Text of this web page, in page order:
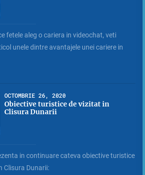
fetele aleg o cariera in videochat, veti
unele dintre avantajele unei cariere in
OCTOMBRIE 26, 2020
Obiective turistice de vizitat in
Clisura Dunarii
in continuare cateva obiective turistice
Clisura Dunarii: